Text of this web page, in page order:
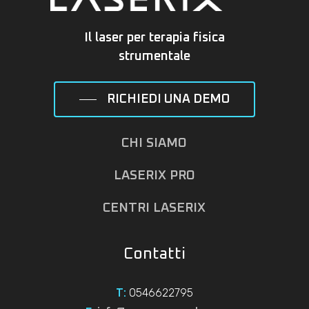
Il laser per terapia fisica
strumentale
RICHIEDI UNA DEMO
CHI SIAMO
LASERIX PRO
CENTRI LASERIX
Contatti
T: 0546622795